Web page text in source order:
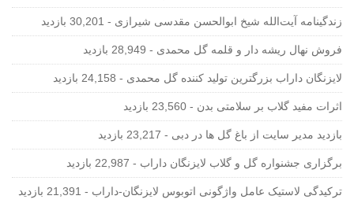
زندگینامه آیت‌الله شیخ ابوالحسن‌ مقدسی شیرازی‌ - 30,201 بازدید
فروش نهال ریشه دار و قلمه گل محمدی - 28,949 بازدید
لایزنگان داراب بزرگترین تولید کننده گل محمدی - 24,158 بازدید
اثرات مفید گلاب بر سلامتی بدن - 23,560 بازدید
بازدید مدیر سایت از باغ گل ها در دبی - 23,217 بازدید
برگزاری جشنواره گل و گلاب لایزنگان داراب - 22,987 بازدید
ترکیدگی لاستیک عامل واژگونی اتوبوس لایزنگان-داراب - 21,391 بازدید